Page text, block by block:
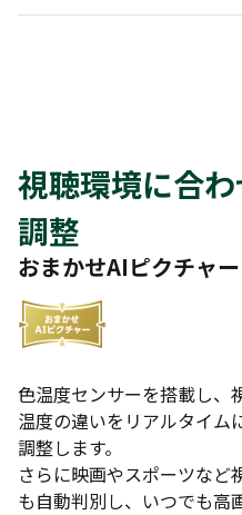
視聴環境に合
調整
おまかせAIピクチャー
色温度センサーを搭載し、
温度の違いをリアルタイム
調整します。
さらに映画やスポーツなど
も自動判別し、いつでも高